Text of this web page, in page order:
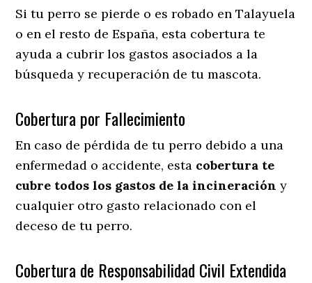
Si tu perro se pierde o es robado en Talayuela
o en el resto de España, esta cobertura te
ayuda a cubrir los gastos asociados a la
búsqueda y recuperación de tu mascota.
Cobertura por Fallecimiento
En caso de pérdida de tu perro debido a una
enfermedad o accidente, esta cobertura te
cubre todos los gastos de la incineración y
cualquier otro gasto relacionado con el
deceso de tu perro.
Cobertura de Responsabilidad Civil Extendida